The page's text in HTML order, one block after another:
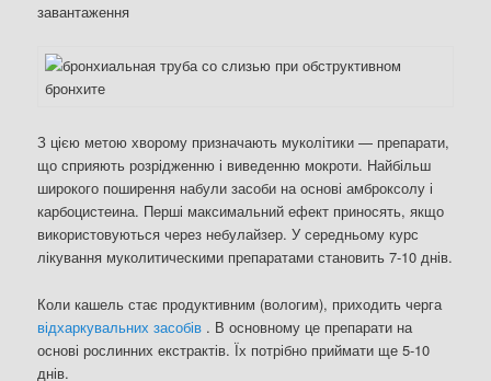
завантаження
З цією метою хворому призначають муколітики — препарати,
що сприяють розрідженню і виведенню мокроти. Найбільш
широкого поширення набули засоби на основі амброксолу і
карбоцистеина. Перші максимальний ефект приносять, якщо
використовуються через небулайзер. У середньому курс
лікування муколитическими препаратами становить 7-10 днів.
Коли кашель стає продуктивним (вологим), приходить черга
відхаркувальних засобів . В основному це препарати на
основі рослинних екстрактів. Їх потрібно приймати ще 5-10
днів.